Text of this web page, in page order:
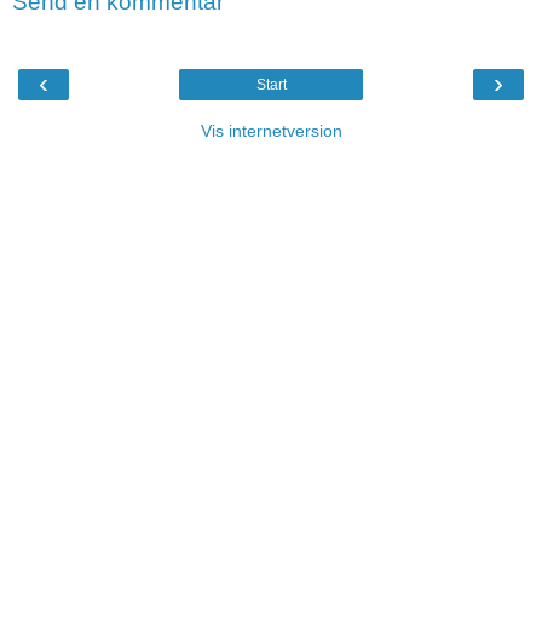
‹ ›
Start
Vis internetversion